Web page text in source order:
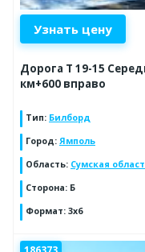
Узнать цену
Дорога Т 19-15
км+600 вправо
Тип: Билборд
Город: Ямполь
Область: Сумская
Сторона: Б
Формат: 3х6